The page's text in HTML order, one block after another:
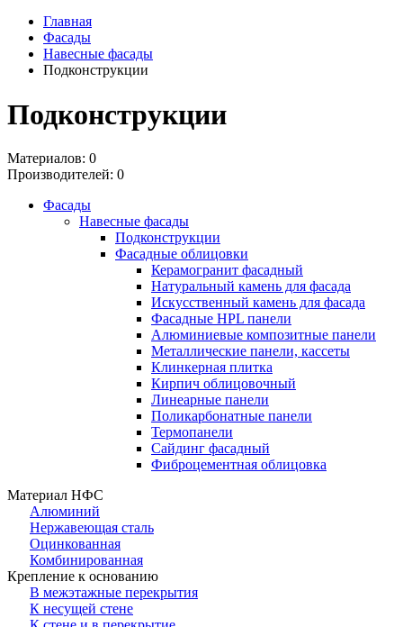
Главная
Фасады
Навесные фасады
Подконструкции
Подконструкции
Материалов: 0
Производителей: 0
Фасады
Навесные фасады
Подконструкции
Фасадные облицовки
Керамогранит фасадный
Натуральный камень для фасада
Искусственный камень для фасада
Фасадные HPL панели
Алюминиевые композитные панели
Металлические панели, кассеты
Клинкерная плитка
Кирпич облицовочный
Линеарные панели
Поликарбонатные панели
Термопанели
Сайдинг фасадный
Фиброцементная облицовка
Материал НФС
Алюминий
Нержавеющая сталь
Оцинкованная
Комбинированная
Крепление к основанию
В межэтажные перекрытия
К несущей стене